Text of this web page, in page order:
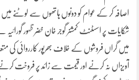
اصافہ کر کے عوام کو دونوں ہاتھوں سے لوٹنے
شکایات پر اسسٹنٹ کمشنر گوجر خان خضر ظہور گورائیہ
میں گراں فروشوں کے خلاف بھرپور کارروائی کی
آویزاں نہ کرنے اور قیمت سے زائد پر فروخت